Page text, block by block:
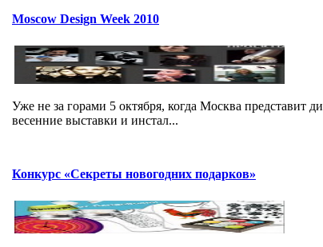
Moscow Design Week 2010
Уже не за горами 5 октября, когда Москва представит
весенние выставки и инстал...
Конкурс «Секреты новогодних подарков»